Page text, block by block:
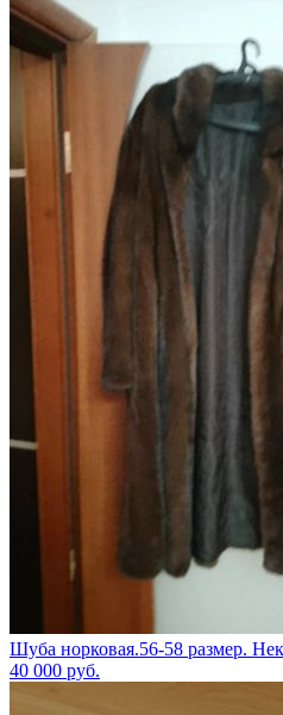
Шуба норковая.56-58 размер.
40 000 руб.